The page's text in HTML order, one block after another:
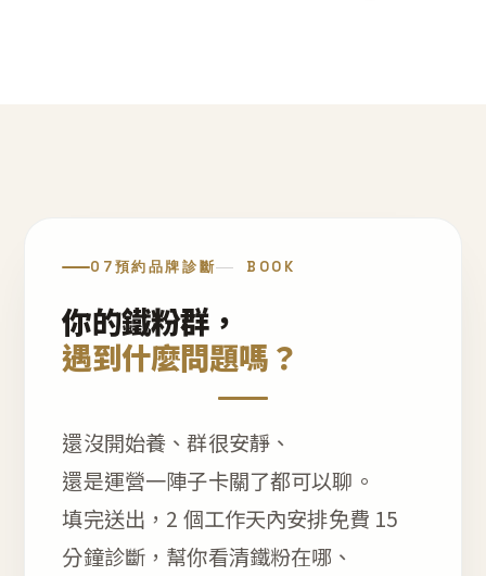
07預約品牌診斷 BOOK
你的鐵粉群，
遇到什麼問題嗎？
還沒開始養、群很安靜、
還是運營一陣子卡關了都可以聊。
填完送出，2 個工作天內安排免費 15
分鐘診斷，幫你看清鐵粉在哪、